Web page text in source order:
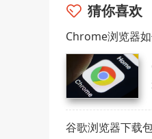
猜你喜欢
Chrome浏览器
谷歌浏览器下载